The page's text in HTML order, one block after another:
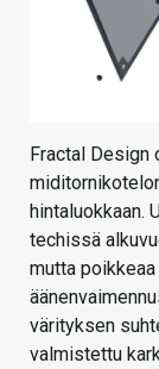
Fractal Design
hintaluokkaan.
techissä
mutta
värityksen
valmistettu